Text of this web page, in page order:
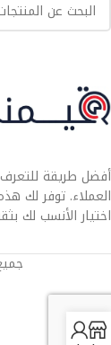
أفضل طريقة
العملاء. توفر لك
اختيار الأنسب لك
جميع